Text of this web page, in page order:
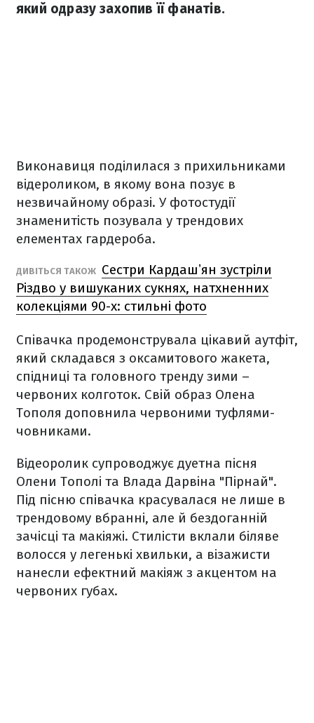
який одразу захопив її фанатів.
Виконавиця поділилася з прихильниками
відероликом, в якому вона позує в
незвичайному образі. У фотостудії
знаменитість позувала у трендових
елементах гардероба.
ДИВІТЬСЯ ТАКОЖ Сестри Кардашʼян зустріли
Різдво у вишуканих сукнях, натхненних
колекціями 90-х: стильні фото
Співачка продемонструвала цікавий аутфіт,
який складався з оксамитового жакета,
спідниці та головного тренду зими –
червоних колготок. Свій образ Олена
Тополя доповнила червоними туфлями-
човниками.
Відеоролик супроводжує дуетна пісня
Олени Тополі та Влада Дарвіна "Пірнай".
Під пісню співачка красувалася не лише в
трендовому вбранні, але й бездоганній
зачісці та макіяжі. Стилісти вклали біляве
волосся у легенькі хвильки, а візажисти
нанесли ефектний макіяж з акцентом на
червоних губах.